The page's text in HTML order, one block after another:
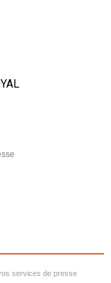
services de presse